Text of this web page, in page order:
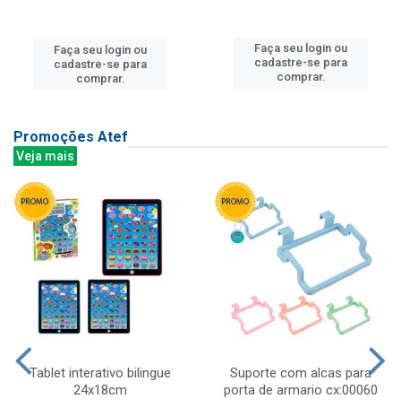
Faça seu login ou
cadastre-se para
comprar.
Faça seu login ou
cadastre-se para
comprar.
Promoções Atef
Veja mais
Tablet interativo bilingue
24x18cm
Suporte com alcas para
porta de armario cx:00060